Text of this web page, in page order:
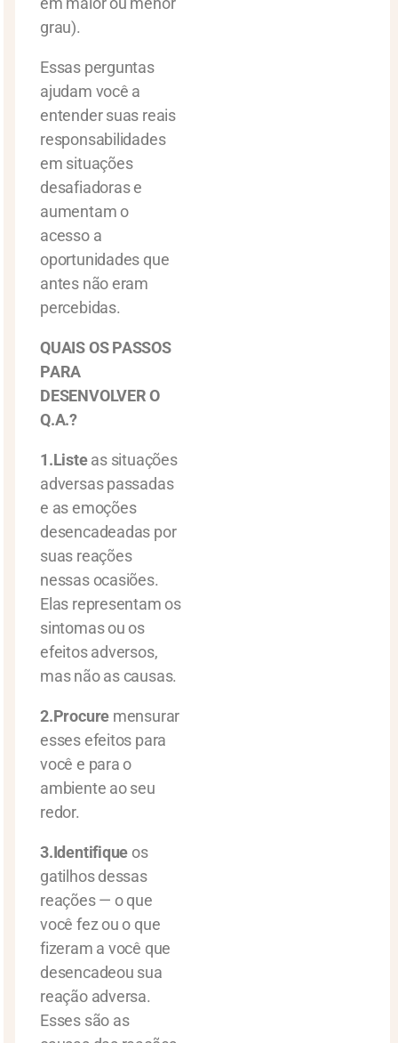
grau).
Essas perguntas
ajudam você a
entender suas reais
responsabilidades
em situações
desafiadoras e
aumentam o
acesso a
oportunidades que
antes não eram
percebidas.
QUAIS OS PASSOS
PARA
DESENVOLVER O
Q.A.?
1.Listeas situações
adversas passadas
e as emoções
desencadeadas por
suas reações
nessas ocasiões.
Elas representam os
sintomas ou os
efeitos adversos,
mas não as causas.
2.Procure mensurar
esses efeitos para
você e para o
ambiente ao seu
redor.
3.Identifique os
gatilhos dessas
reações — o que
você fez ou o que
fizeram a você que
desencadeou sua
reação adversa.
Esses são as